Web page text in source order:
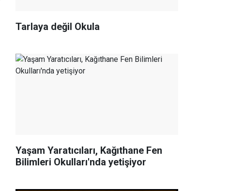
Tarlaya değil Okula
Yaşam Yaratıcıları, Kağıthane Fen
Bilimleri Okulları'nda yetişiyor